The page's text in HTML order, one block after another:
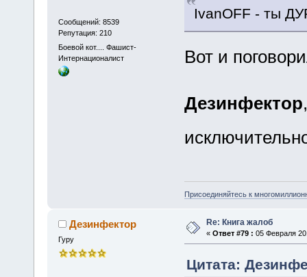
Сообщений: 8539
Репутация: 210
Боевой кот.... Фашист-
Интернационалист
IvanOFF - ты
Вот и
Дезинфектор
Присоединяйтесь к
Дезинфектор
Гуру
Re: Книга жалоб
« Ответ #79 : 05 Февраля
Цитата: